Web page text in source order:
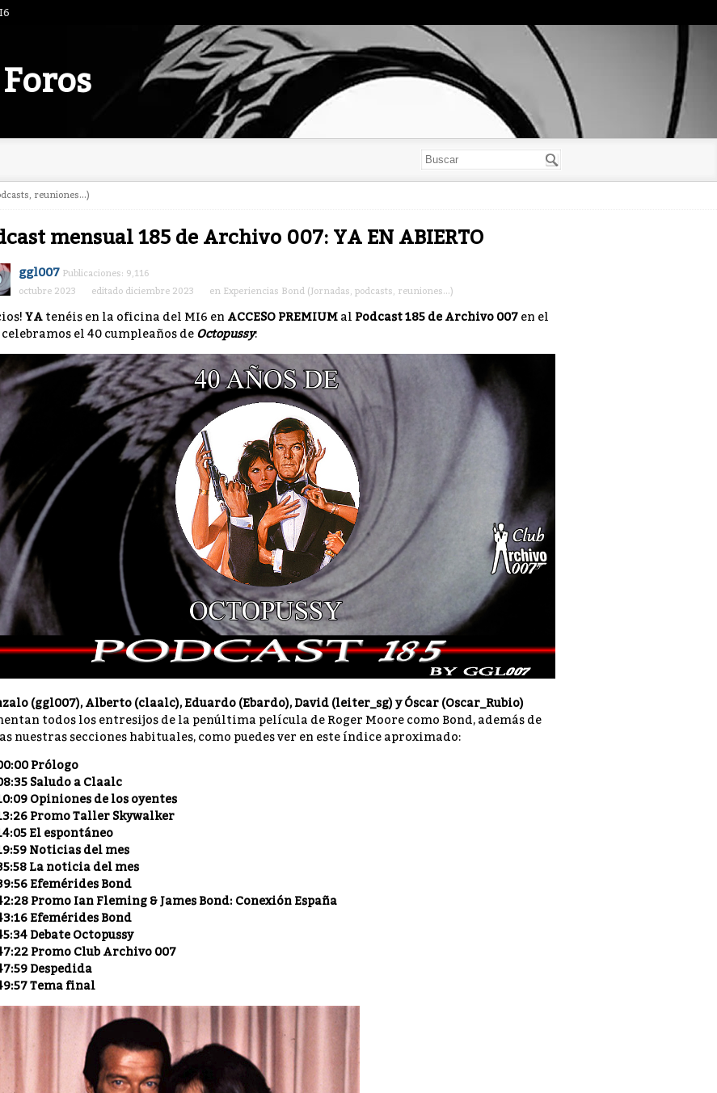
reuniones...)
mensual 185 de Archivo 007: YA EN ABIERTO
ggl007 Publicaciones: 9,116
octubre 2023
editado diciembre 2023 en Experiencias Bond (Jornadas, podcasts, reuniones...)
YA tenéis en la oficina del MI6 en ACCESO PREMIUM al Podcast 185 de Archivo 007 en el
celebramos el 40 cumpleaños de Octopussy:
(ggl007), Alberto (claalc), Eduardo (Ebardo), David (leiter_sg) y Óscar (Oscar_Rubio)
todos los entresijos de la penúltima película de Roger Moore como Bond, además de
nuestras secciones habituales, como puedes ver en este índice aproximado:
Prólogo
Saludo a Claalc
Opiniones de los oyentes
Promo Taller Skywalker
El espontáneo
Noticias del mes
La noticia del mes
Efemérides Bond
Promo Ian Fleming & James Bond: Conexión España
Efemérides Bond
Debate Octopussy
Promo Club Archivo 007
Despedida
Tema final